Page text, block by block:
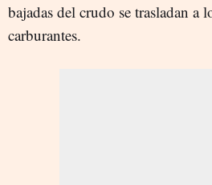
bajadas del crudo se trasladan a
carburantes.